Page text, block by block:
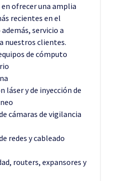
ofrecer una amplia
recientes en el
servicio a
nuestros clientes.
de cómputo
láser y de inyección de
cámaras de vigilancia
redes y cableado
routers, expansores y